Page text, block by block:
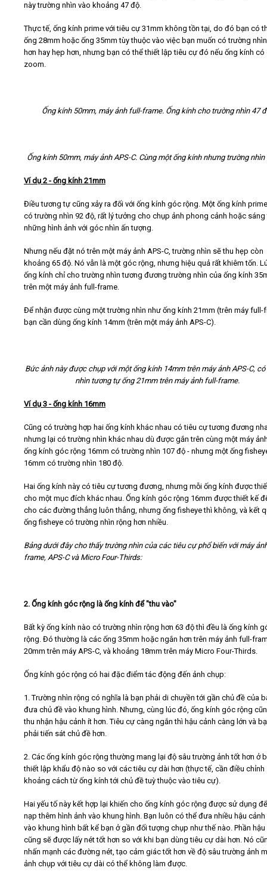
này trường nhìn vào khoảng 47 độ.
Thực tế, ống kính prime với tiêu cự 31mm không tồn tại, do đó bạn có
ống 28mm hoặc ống 35mm tùy thuộc vào việc bạn muốn có trường
hơn hay hẹp hơn, nhưng bạn có thể thiết lập tiêu cự đó nếu ống kính có
zoom.
Ống kính 50mm, máy ảnh full-frame. Ống kính cho trường nhìn 47
Ống kính 50mm, máy ảnh APS-C. Cùng một ống kính nhưng trường nhìn
Ví dụ 2 - ống kính 21mm
Điều tương tự cũng xảy ra đối với ống kính góc rộng. Một ống kính
có trường nhìn 92 độ, rất lý tưởng cho chụp ảnh phong cảnh hoặc sáng
những hình ảnh với góc nhìn ấn tượng.
Nhưng nếu đặt nó trên một máy ảnh APS-C, trường nhìn sẽ thu hẹp còn
khoảng 65 độ. Nó vẫn là một góc rộng, nhưng hiệu quả rất khiêm tốn.
ống kính chỉ cho trường nhìn tương đương trường nhìn của ống kính
trên một máy ảnh full-frame.
Để nhận được cùng một trường nhìn như ống kính 21mm (trên máy full-
bạn cần dùng ống kính 14mm (trên một máy ảnh APS-C).
Bức ảnh này được chụp với một ống kính 14mm trên máy ảnh APS-C,
nhìn tương tự ống 21mm trên máy ảnh full-frame.
Ví dụ 3 - ống kính 16mm
Cũng có trường hợp hai ống kính khác nhau có tiêu cự tương đương
nhưng lại có trường nhìn khác nhau dù được gắn trên cùng một máy
ống kính góc rộng 16mm có trường nhìn 107 độ - nhưng một ống
16mm có trường nhìn 180 độ.
Hai ống kính này có tiêu cự tương đương, nhưng mỗi ống kính được
cho một mục đích khác nhau. Ống kính góc rộng 16mm được thiết kế
cho các đường thẳng luôn thẳng, nhưng ống fisheye thì không, và kết
ống fisheye có trường nhìn rộng hơn nhiều.
Bảng dưới đây cho thấy trường nhìn của các tiêu cự phổ biến với máy
frame, APS-C và Micro Four-Thirds:
2. Ống kính góc rộng là ống kính để "thu vào"
Bất kỳ ống kính nào có trường nhìn rộng hơn 63 độ thì đều là ống kính
rộng. Đó thường là các ống 35mm hoặc ngắn hơn trên máy ảnh full-
20mm trên máy APS-C, và khoảng 18mm trên máy Micro Four-Thirds.
Ống kính góc rộng có hai đặc điểm tác động đến ảnh chụp:
1. Trường nhìn rộng có nghĩa là bạn phải di chuyền tới gần chủ đề của
đưa chủ đề vào khung hình. Nhưng, cùng lúc đó, ống kính góc rộng
thu nhận hậu cảnh ít hơn. Tiêu cự càng ngắn thì hậu cảnh càng lớn và
phải tiến sát chủ đề hơn.
2. Các ống kính góc rộng thường mang lại độ sâu trường ảnh tốt hơn ở
thiết lập khẩu độ nào so với các tiêu cự dài hơn (thực tế, cần điều chỉnh
khoảng cách từ ống kính tới chủ đề tuỳ thuộc vào tiêu cự).
Hai yếu tố này kết hợp lại khiến cho ống kính góc rộng được sử dụng
nạp thêm hình ảnh vào khung hình. Bạn luôn có thể đưa nhiều hậu cảnh
vào khung hình bất kể bạn ở gần đối tượng chụp như thế nào. Phần hậu
cũng sẽ được lấy nét tốt hơn so với khi bạn dùng tiêu cự dài hơn. Nó
nhấn mạnh các đường nét, tạo cảm giác tốt hơn về độ sâu trường ảnh
ảnh chụp với tiêu cự dài có thể không làm được.